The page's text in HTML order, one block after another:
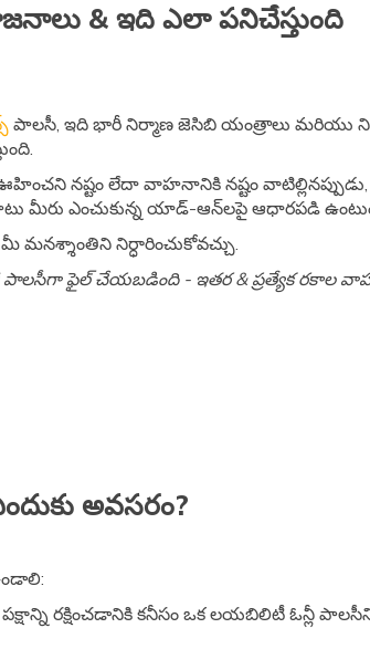
& ఇది ఎలా పనిచేస్తుంది
పాలసీ, ఇది భారీ నిర్మాణ జెసిబి యంత్రాలు మరియు
నష్టం లేదా వాహనానికి నష్టం
మీరు ఎంచుకున్న యాడ్-ఆన్‌లపై ఆధారపడి
నిర్ధారించుకోవచ్చు.
ఫైల్ చేయబడింది - ఇతర & ప్రత్యేక రకాల
అవసరం?
రక్షించడానికి కనీసం ఒక లయబిలిటీ ఓన్లీ